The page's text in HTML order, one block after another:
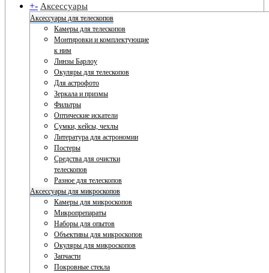
+- Аксессуары
Аксессуары для телескопов
Камеры для телескопов
Монтировки и комплектующие
к ним
Линзы Барлоу
Окуляры для телескопов
Для астрофото
Зеркала и призмы
Фильтры
Оптические искатели
Сумки, кейсы, чехлы
Литература для астрономии
Постеры
Средства для очистки
телескопов
Разное для телескопов
Аксессуары для микроскопов
Камеры для микроскопов
Микропрепараты
Наборы для опытов
Объективы для микроскопов
Окуляры для микроскопов
Запчасти
Покровные стекла